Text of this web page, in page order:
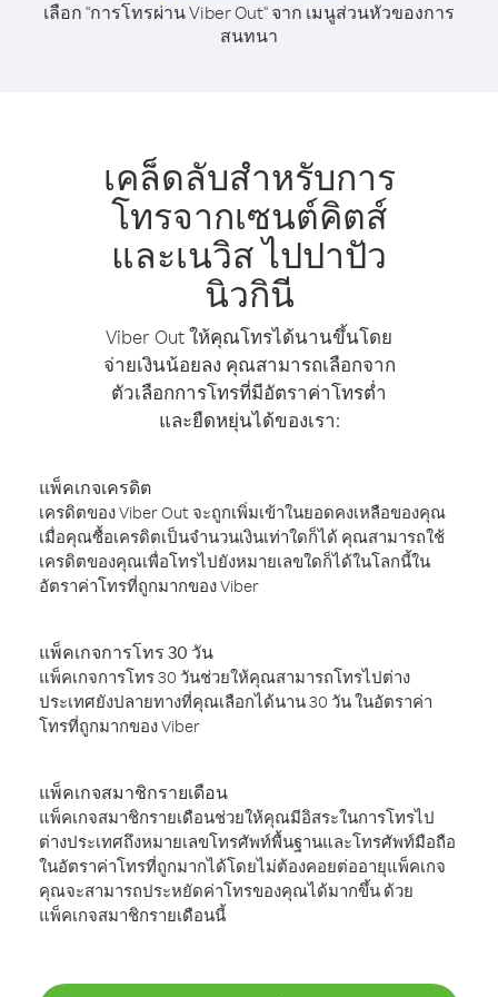
เลือก "การโทรผ่าน Viber Out" จาก เมนูส่วนหัวของการ
สนทนา
เคล็ดลับสำหรับการ
โทรจากเซนต์คิตส์
และเนวิส ไปปาปัว
นิวกินี
Viber Out ให้คุณโทรได้นานขึ้นโดย
จ่ายเงินน้อยลง คุณสามารถเลือกจาก
ตัวเลือกการโทรที่มีอัตราค่าโทรต่ำ
และยืดหยุ่นได้ของเรา:
แพ็คเกจเครดิต
เครดิตของ Viber Out จะถูกเพิ่มเข้าในยอดคงเหลือของคุณ
เมื่อคุณซื้อเครดิตเป็นจำนวนเงินเท่าใดก็ได้ คุณสามารถใช้
เครดิตของคุณเพื่อโทรไปยังหมายเลขใดก็ได้ในโลกนี้ใน
อัตราค่าโทรที่ถูกมากของ Viber
แพ็คเกจการโทร 30 วัน
แพ็คเกจการโทร 30 วันช่วยให้คุณสามารถโทรไปต่าง
ประเทศยังปลายทางที่คุณเลือกได้นาน 30 วัน ในอัตราค่า
โทรที่ถูกมากของ Viber
แพ็คเกจสมาชิกรายเดือน
แพ็คเกจสมาชิกรายเดือนช่วยให้คุณมีอิสระในการโทรไป
ต่างประเทศถึงหมายเลขโทรศัพท์พื้นฐานและโทรศัพท์มือถือ
ในอัตราค่าโทรที่ถูกมากได้โดยไม่ต้องคอยต่ออายุแพ็คเกจ
คุณจะสามารถประหยัดค่าโทรของคุณได้มากขึ้น ด้วย
แพ็คเกจสมาชิกรายเดือนนี้